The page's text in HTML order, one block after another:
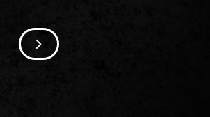
SIIRRY SEURAAVAAN